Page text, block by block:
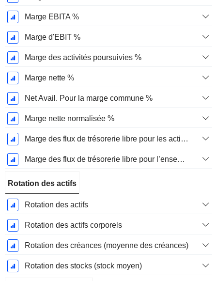
Marge EBITA %
Marge d'EBIT %
Marge des activités poursuivies %
Marge nette %
Net Avail. Pour la marge commune %
Marge nette normalisée %
Marge des flux de trésorerie libre pour les actionnaires
Marge des flux de trésorerie libre pour l’ensemble des pourvoyeurs de fonds
Rotation des actifs
Rotation des actifs
Rotation des actifs corporels
Rotation des créances (moyenne des créances)
Rotation des stocks (stock moyen)